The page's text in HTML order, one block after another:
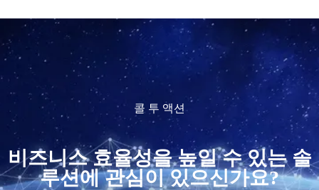
콜 투 액션
비즈니스 효율성을 높일 수 있는 솔
루션에 관심이 있으신가요?